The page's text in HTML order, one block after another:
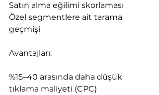
Satın alma eğilimi skorlaması
Özel segmentlere ait tarama
geçmişi
Avantajları:
%15–40 arasında daha düşük
tıklama maliyeti (CPC)